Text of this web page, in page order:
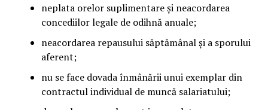
neplata orelor suplimentare și neacordarea
concediilor legale de odihnă anuale;
neacordarea repausului săptămânal și a sporului
aferent;
nu se face dovada înmânării unui exemplar din
contractul individual de muncă salariatului;